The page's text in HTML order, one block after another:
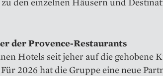
der Provence-Restaurants
Hotels seit jeher auf die gehobene
2026 hat die Gruppe eine neue